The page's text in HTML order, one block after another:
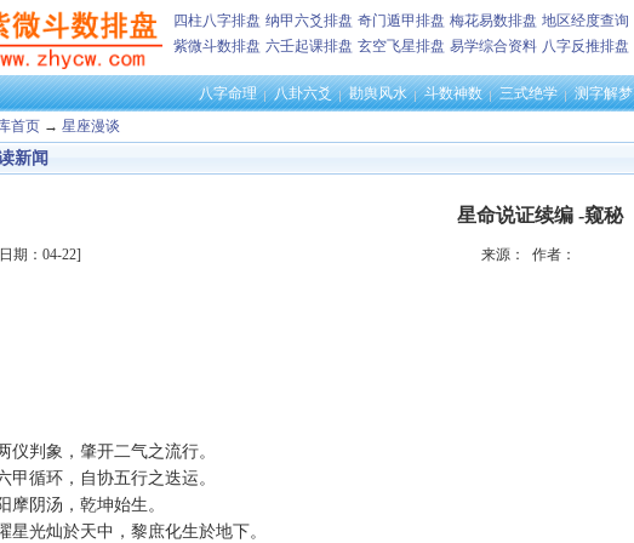
四柱八字排盘 纳甲六爻排盘 奇门遁甲排盘 梅花易数排盘 地区经度查询
紫微斗数排盘 六壬起课排盘 玄空飞星排盘 易学综合资料 八字反推排盘
八字命理
八卦六爻 勘舆风水 斗数神数 三式绝学 测字解梦
首页 → 星座漫谈
新闻
星命说证续编 -窥秘
期：04-22] 来源： 作者：
仪判象，肇开二气之流行。
甲循环，自协五行之迭运。
摩阴汤，乾坤始生。
星光灿於天中，黎庶化生於地下。